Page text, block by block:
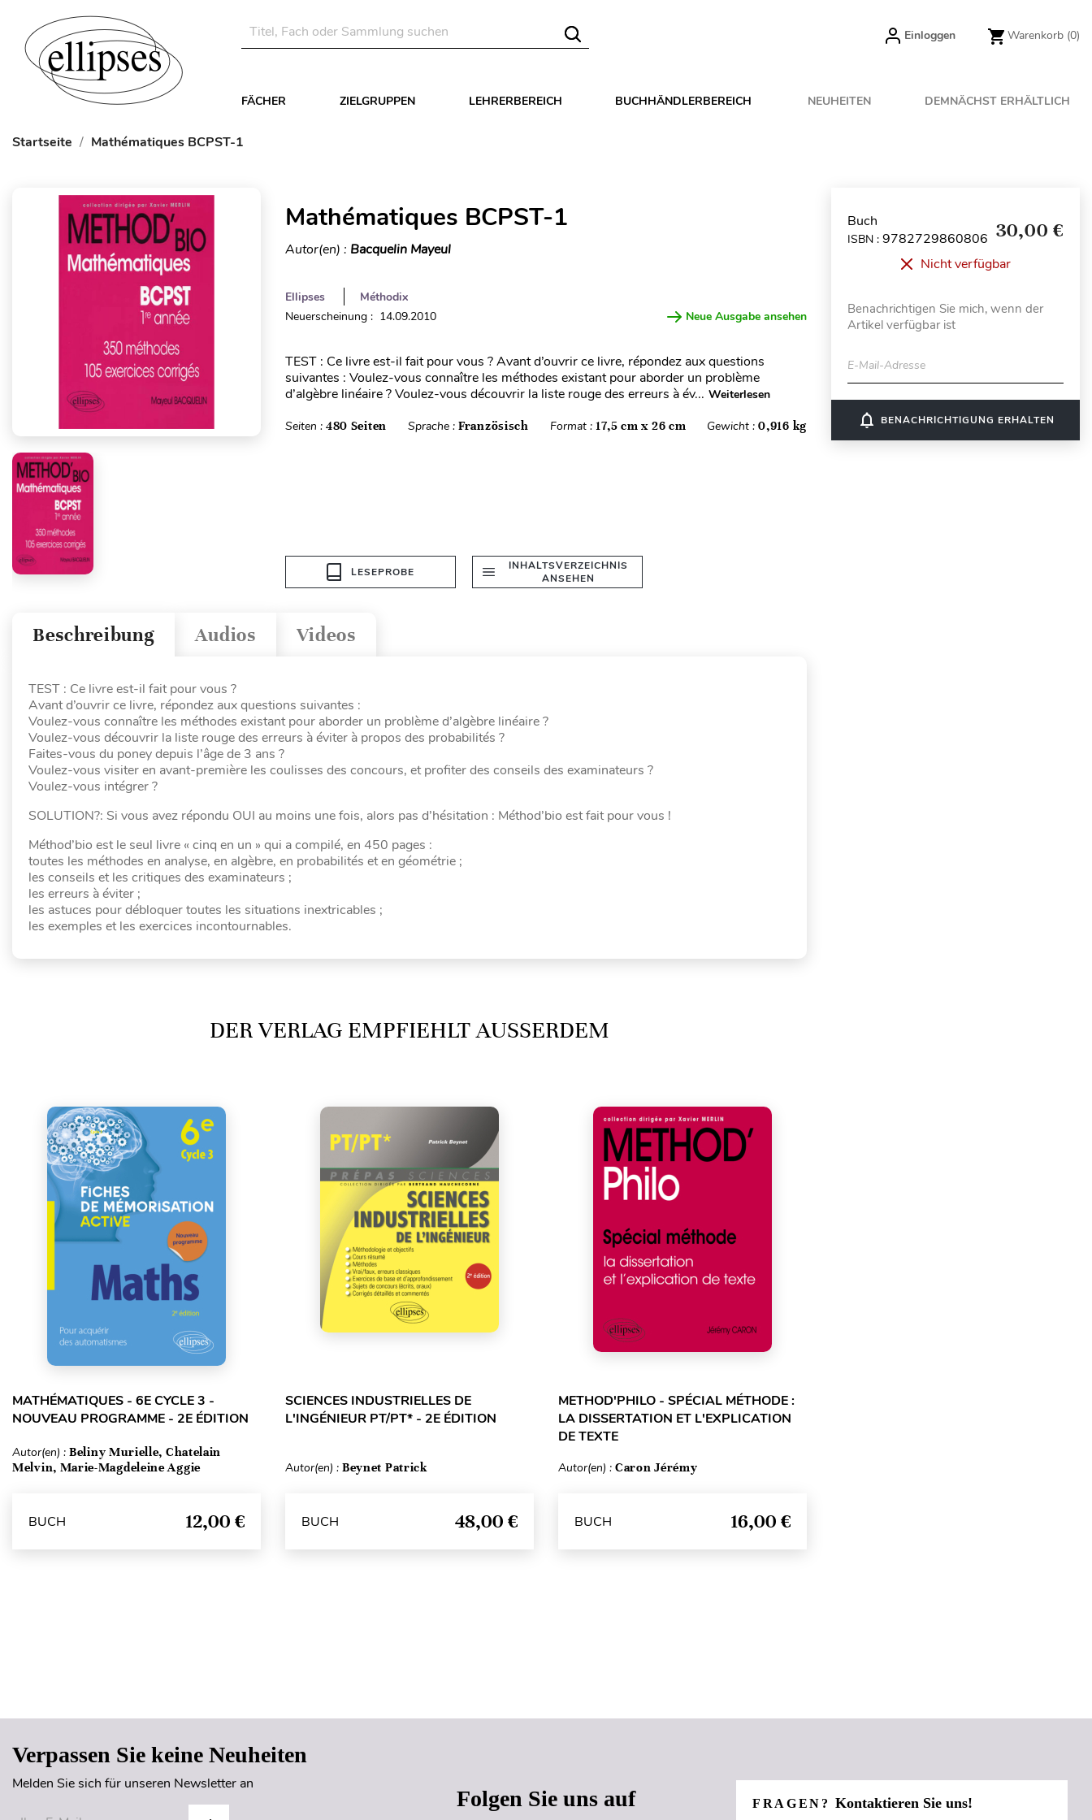
Einloggen Warenkorb (0)
FÄCHER ZIELGRUPPEN LEHRERBEREICH BUCHHÄNDLERBEREICH NEUHEITEN DEMNÄCHST ERHÄLTLICH
Startseite Mathématiques BCPST-1
Mathématiques BCPST-1
Autor(en) : Bacquelin Mayeul
Ellipses
Méthodix
Neuerscheinung : 14.09.2010
Neue Ausgabe ansehen
TEST : Ce livre est-il fait pour vous ? Avant d’ouvrir ce livre, répondez aux questions
suivantes : Voulez-vous connaître les méthodes existant pour aborder un problème
d’algèbre linéaire ? Voulez-vous découvrir la liste rouge des erreurs à év... Weiterlesen
Seiten : 480 Seiten Sprache :Französisch Format : 17,5 cm x 26 cm Gewicht :0,916 kg
LESEPROBE
INHALTSVERZEICHNIS
ANSEHEN
Videos
Audios
Beschreibung
TEST : Ce livre est-il fait pour vous ?
Avant d’ouvrir ce livre, répondez aux questions suivantes :
Voulez-vous connaître les méthodes existant pour aborder un problème d’algèbre linéaire ?
Voulez-vous découvrir la liste rouge des erreurs à éviter à propos des probabilités ?
Faites-vous du poney depuis l’âge de 3 ans ?
Voulez-vous visiter en avant-première les coulisses des concours, et profiter des conseils des examinateurs ?
Voulez-vous intégrer ?
SOLUTION?: Si vous avez répondu OUI au moins une fois, alors pas d’hésitation : Méthod’bio est fait pour vous !
Méthod’bio est le seul livre « cinq en un » qui a compilé, en 450 pages :
toutes les méthodes en analyse, en algèbre, en probabilités et en géométrie ;
les conseils et les critiques des examinateurs ;
les erreurs à éviter ;
les astuces pour débloquer toutes les situations inextricables ;
les exemples et les exercices incontournables.
DER VERLAG EMPFIEHLT AUSSERDEM
MATHÉMATIQUES - 6E CYCLE 3 -
NOUVEAU PROGRAMME - 2E ÉDITION
Autor(en) : Beliny Murielle, Chatelain
Melvin, Marie-Magdeleine Aggie
BUCH 12,00 €
SCIENCES INDUSTRIELLES DE
L'INGÉNIEUR PT/PT* - 2E ÉDITION
Autor(en) : Beynet Patrick
BUCH 48,00 €
METHOD'PHILO - SPÉCIAL MÉTHODE :
LA DISSERTATION ET L'EXPLICATION
DE TEXTE
Autor(en) : Caron Jérémy
BUCH 16,00 €
Buch
ISBN : 9782729860806 30,00 €
Nicht verfügbar
Benachrichtigen Sie mich, wenn der
Artikel verfügbar ist
E-Mail-Adresse
notifications_none BENACHRICHTIGUNG ERHALTEN
Verpassen Sie keine Neuheiten
Melden Sie sich für unseren Newsletter an
Folgen Sie uns auf FRAGEN?Kontaktieren Sie uns!